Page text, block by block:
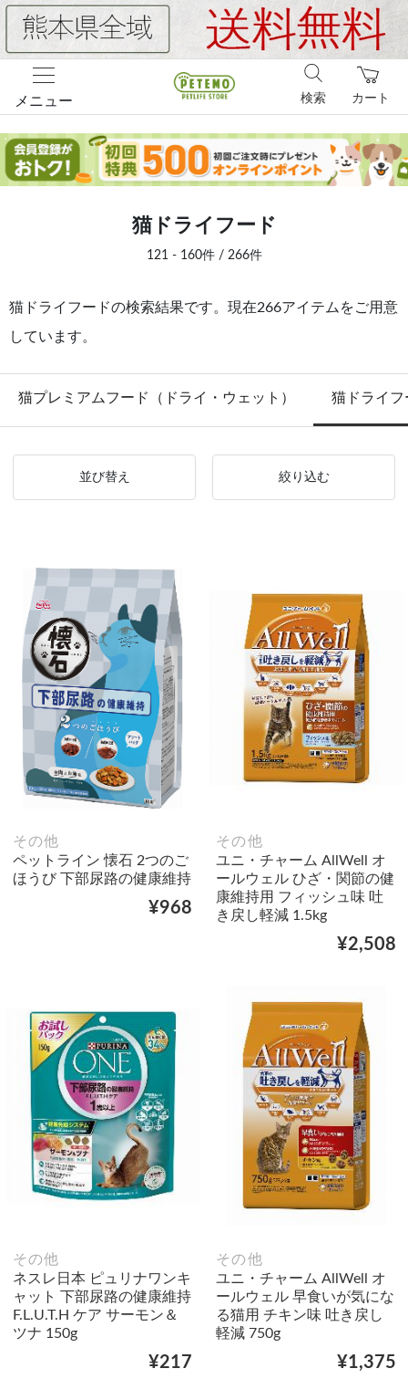
メニュー カート
検索
猫ドライフード
121 - 160件 / 266件
猫ドライフードの検索結果です。現在266アイテムをご用意
しています。
猫プレミアムフード（ドライ・ウェット） 猫ドライフ
並び替え 絞り込む
その他
ペットライン 懐石 2つのご
ほうび 下部尿路の健康維持
¥968
その他
ユニ・チャーム AllWell オ
ールウェル ひざ・関節の健
康維持用 フィッシュ味 吐
き戻し軽減 1.5kg
¥2,508
その他
ネスレ日本 ピュリナワンキ
ャット 下部尿路の健康維持
F.L.U.T.H ケア サーモン＆
ツナ 150g
¥217
その他
ユニ・チャーム AllWell オ
ールウェル 早食いが気にな
る猫用 チキン味 吐き戻し
軽減 750g
¥1,375